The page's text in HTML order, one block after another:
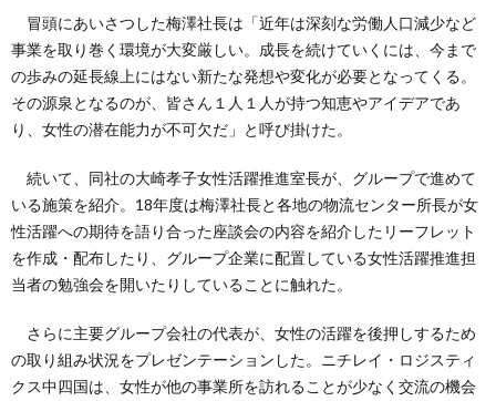
冒頭にあいさつした梅澤社長は「近年は深刻な労働人口減少など
事業を取り巻く環境が大変厳しい。成長を続けていくには、今まで
の歩みの延長線上にはない新たな発想や変化が必要となってくる。
その源泉となるのが、皆さん１人１人が持つ知恵やアイデアであ
り、女性の潜在能力が不可欠だ」と呼び掛けた。
続いて、同社の大崎孝子女性活躍推進室長が、グループで進めて
いる施策を紹介。18年度は梅澤社長と各地の物流センター所長が女
性活躍への期待を語り合った座談会の内容を紹介したリーフレット
を作成・配布したり、グループ企業に配置している女性活躍推進担
当者の勉強会を開いたりしていることに触れた。
さらに主要グループ会社の代表が、女性の活躍を後押しするため
の取り組み状況をプレゼンテーションした。ニチレイ・ロジスティ
クス中四国は、女性が他の事業所を訪れることが少なく交流の機会